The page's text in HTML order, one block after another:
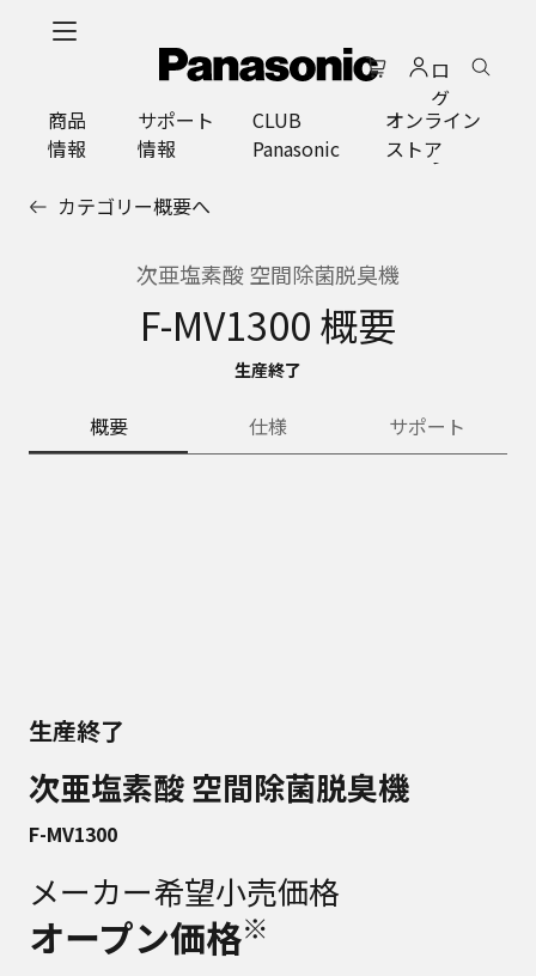
ロ
グ
イ
ン
商品
情報
サポート
情報
CLUB
Panasonic
オンライン
ストア
カテゴリー概要へ
次亜塩素酸 空間除菌脱臭機
F-MV1300 概要
生産終了
概要 仕様 サポート
生産終了
次亜塩素酸 空間除菌脱臭機
F-MV1300
メーカー希望小売価格
オープン価格※